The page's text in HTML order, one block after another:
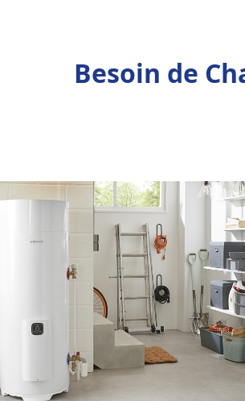
Besoin de